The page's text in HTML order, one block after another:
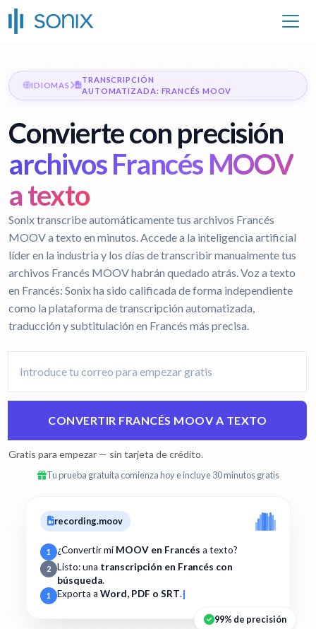
IDIOMAS
TRANSCRIPCIÓN
AUTOMATIZADA: FRANCÉS MOOV
Convierte con precisión
archivos Francés MOOV
a texto
Sonix transcribe automáticamente tus archivos Francés
MOOV a texto en minutos. Accede a la inteligencia artificial
líder en la industria y los días de transcribir manualmente tus
archivos Francés MOOV habrán quedado atrás.Voz a texto
en Francés: Sonix ha sido calificada de forma independiente
como la plataforma de transcripción automatizada,
traducción y subtitulación en Francés más precisa.
CONVERTIR FRANCÉS MOOV A TEXTO
Gratis para empezar — sin tarjeta de crédito.
Tu prueba gratuita comienza hoy e incluye 30 minutos gratis
recording.moov
1 ¿Convertir mi MOOV en Francés a texto?
2 Listo: una transcripción en Francés con
búsqueda.
1 Exporta a Word, PDF o SRT.
99% de precisión